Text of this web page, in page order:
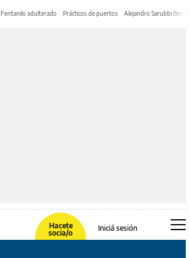
Fentanilo adulterado Prácticos de puertos Alejandro Sarubbi Benítez
Hacete
socia/o
Iniciá sesión